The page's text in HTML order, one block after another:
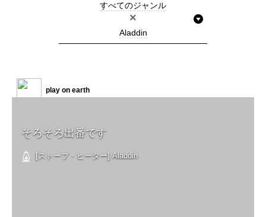
すべてのジャンル
×
Aladdin
そろそろ出番です
[ストーブ・ヒーター] Aladdin
play on earth